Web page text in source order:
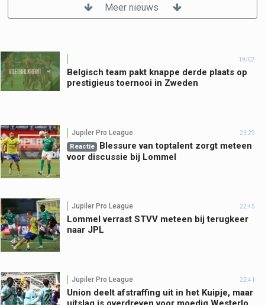
Meer nieuws
19/07
Belgisch team pakt knappe derde plaats op
prestigieus toernooi in Zweden
Jupiler Pro League 23:29
Reactie
Blessure van toptalent zorgt meteen
voor discussie bij Lommel
Jupiler Pro League 22:45
Lommel verrast STVV meteen bij terugkeer
naar JPL
Jupiler Pro League 22:41
Union deelt afstraffing uit in het Kuipje, maar